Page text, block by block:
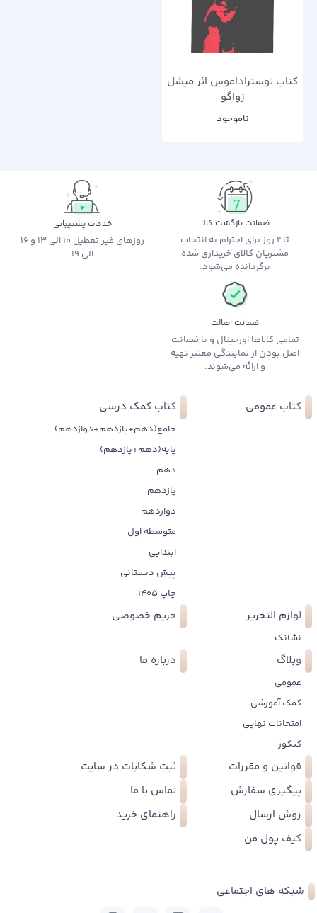
کتاب نوستراداموس اثر میشل
زواگو
ناموجود
ضمانت بازگشت کالا
تا 2 روز برای احترام به انتخاب
مشتریان کالای خریداری شده
برگردانده می‌شود.
خدمات پشتیبانی
روزهای غیر تعطیل 10 الی 13 و 16
الی 19
ضمانت اصالت
تمامی کالاها اورجینال و با ضمانت
اصل بودن از نمایندگی معتبر تهیه
و ارائه می‌شوند.
کتاب عمومی کتاب کمک درسی
جامع(دهم+یازدهم+دوازدهم)
پایه(دهم+یازدهم)
دهم
یازدهم
دوازدهم
متوسطه اول
ابتدایی
پیش دبستانی
چاپ 1405
لوازم التحریر
نشانک
حریم خصوصی
وبلاگ
عمومی
کمک آموزشی
امتحانات نهایی
کنکور
درباره ما
قوانین و مقررات
ثبت شکایات در سایت
پیگیری سفارش
تماس با ما
روش ارسال
راهنمای خرید
کیف پول من
شبکه های اجتماعی